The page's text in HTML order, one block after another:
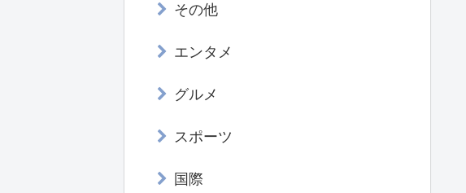
その他
エンタメ
グルメ
スポーツ
国際